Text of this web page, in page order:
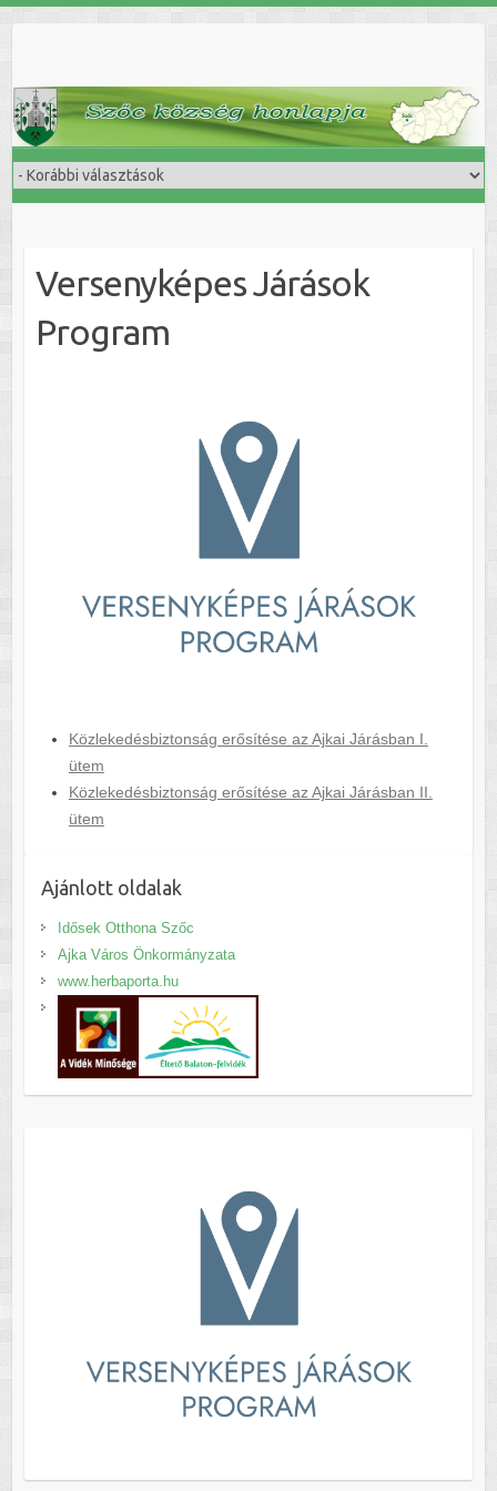
Versenyképes Járások
Program
Közlekedésbiztonság erősítése az Ajkai Járásban I.
ütem
Közlekedésbiztonság erősítése az Ajkai Járásban II.
ütem
Ajánlott oldalak
Idősek Otthona Szőc
Ajka Város Önkormányzata
www.herbaporta.hu